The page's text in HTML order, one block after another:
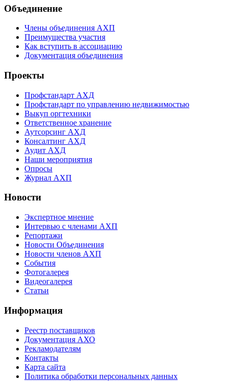
Объединение
Члены объединения АХП
Преимущества участия
Как вступить в ассоциацию
Документация объединения
Проекты
Профстандарт АХД
Профстандарт по управлению недвижимостью
Выкуп оргтехники
Ответственное хранение
Аутсорсинг АХД
Консалтинг АХД
Аудит АХД
Наши мероприятия
Опросы
Журнал АХП
Новости
Экспертное мнение
Интервью с членами АХП
Репортажи
Новости Объединения
Новости членов АХП
События
Фотогалерея
Видеогалерея
Статьи
Информация
Реестр поставщиков
Документация АХО
Рекламодателям
Контакты
Карта сайта
Политика обработки персональных данных